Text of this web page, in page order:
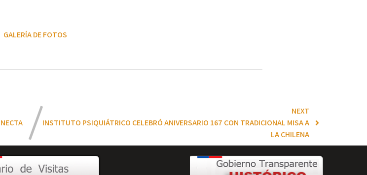
GALERÍA DE FOTOS
NEXT
INSTITUTO PSIQUIÁTRICO CELEBRÓ ANIVERSARIO 167 CON TRADICIONAL MISA A
LA CHILENA